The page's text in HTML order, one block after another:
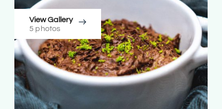
View Gallery
5 photos